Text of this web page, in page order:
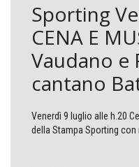
Sporting
CENA E
Vaudano e
cantano
Venerdì 9 luglio alle h.20
della Stampa Sporting con